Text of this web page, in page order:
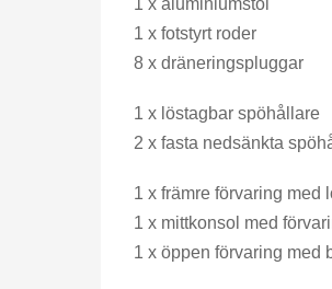
1 x fotstyrt roder
8 x dräneringspluggar
1 x löstagbar spöhållare
2 x fasta nedsänkta
1 x främre förvaring med
1 x mittkonsol med
1 x öppen förvaring med